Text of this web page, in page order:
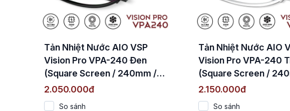
Tản Nhiệt Nước AIO VSP
Vision Pro VPA-240 Đen
(Square Screen / 240mm /
Quạt 2000 RPM / TDP
250W)
2.050.000đ
So sánh
Tản Nhiệt Nước AIO
Vision Pro VPA-240
(Square Screen /
Quạt 2000 RPM / TDP
250W)
2.150.000đ
So sánh